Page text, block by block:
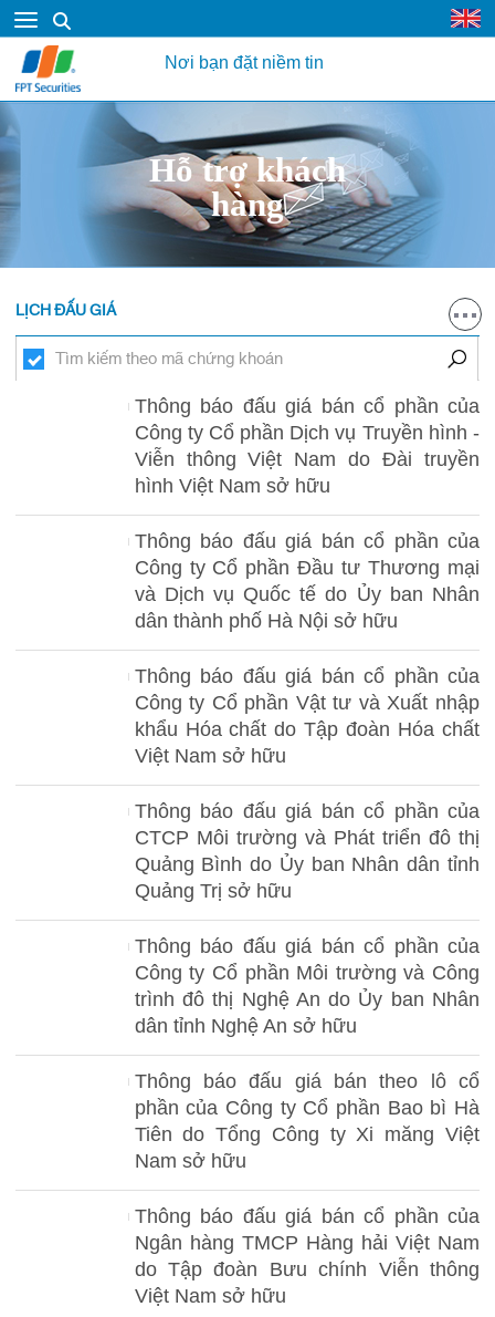
Nơi bạn đặt niềm tin
Hỗ trợ khách
hàng
LỊCH ĐẤU GIÁ
Thông báo đấu giá bán cổ phần của
Công ty Cổ phần Dịch vụ Truyền hình -
Viễn thông Việt Nam do Đài truyền
hình Việt Nam sở hữu
Thông báo đấu giá bán cổ phần của
Công ty Cổ phần Đầu tư Thương mại
và Dịch vụ Quốc tế do Ủy ban Nhân
dân thành phố Hà Nội sở hữu
Thông báo đấu giá bán cổ phần của
Công ty Cổ phần Vật tư và Xuất nhập
khẩu Hóa chất do Tập đoàn Hóa chất
Việt Nam sở hữu
Thông báo đấu giá bán cổ phần của
CTCP Môi trường và Phát triển đô thị
Quảng Bình do Ủy ban Nhân dân tỉnh
Quảng Trị sở hữu
Thông báo đấu giá bán cổ phần của
Công ty Cổ phần Môi trường và Công
trình đô thị Nghệ An do Ủy ban Nhân
dân tỉnh Nghệ An sở hữu
Thông báo đấu giá bán theo lô cổ
phần của Công ty Cổ phần Bao bì Hà
Tiên do Tổng Công ty Xi măng Việt
Nam sở hữu
Thông báo đấu giá bán cổ phần của
Ngân hàng TMCP Hàng hải Việt Nam
do Tập đoàn Bưu chính Viễn thông
Việt Nam sở hữu